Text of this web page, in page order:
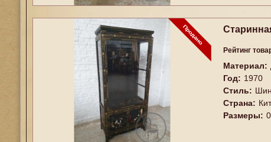
Рейтинг
Материал:
Год: 1970
Стиль:
Страна:
Размеры: